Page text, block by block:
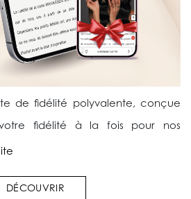
de fidélité polyvalente, conçue
fidélité à la fois pour nos
DÉCOUVRIR